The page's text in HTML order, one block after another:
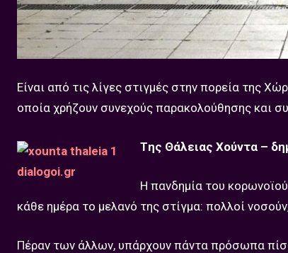
Είναι από τις λίγες στιγμές στην πορεία της
οποία χρήζουν συνεχούς παρακολούθησης και
Tης Θάλειας Χούντα –
Η πανδημία του
κάθε ημέρα το μελανό της στίγμα: πολλοί
Πέραν των άλλων, υπάρχουν πάντα πρόσωπα